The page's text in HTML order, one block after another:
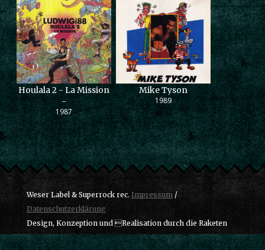
Houlala 2 - La Mission
-
1987
Mike Tyson
1989
Weser Label & Superrock rec. Impressum/
Datenschutzerklärung
Design, Konzeption und Realisation durch die Raketen